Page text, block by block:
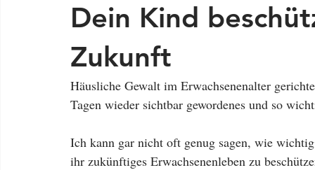
Dein Kind
Zukunft
Häusliche Gewalt im Erwachsenenalter
Tagen wieder sichtbar gewordenes und so
Ich kann gar nicht oft genug sagen, wie
ihr zukünftiges Erwachsenenleben zu